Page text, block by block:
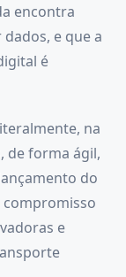
encontra
e que a
é
na
de forma ágil,
do
e